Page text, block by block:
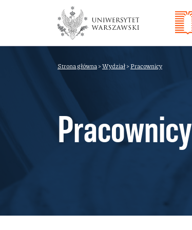
Strona główna>Wydział>Pracownicy
Pracownicy